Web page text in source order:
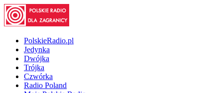
PolskieRadio.pl
Jedynka
Dwójka
Trójka
Czwórka
Radio Poland